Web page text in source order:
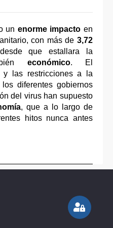
un enorme impacto en
con más de 3,72
que estallara la
económico. El
y las restricciones a la
diferentes gobiernos
del virus han supuesto
, que a lo largo de
hitos nunca antes